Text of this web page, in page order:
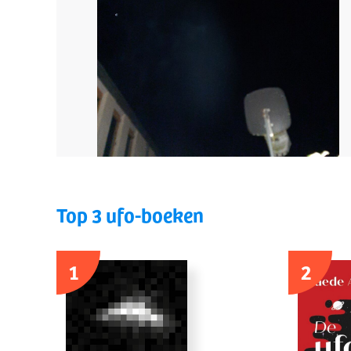
Top 3 ufo-boeken
1
2